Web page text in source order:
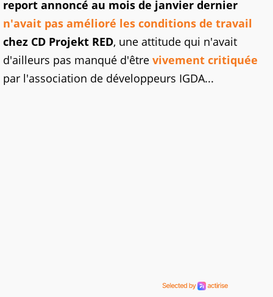
report annoncé au mois de janvier dernier
n'avait pas amélioré les conditions de travail
chez CD Projekt RED, une attitude qui n'avait
d'ailleurs pas manqué d'être vivement critiquée
par l'association de développeurs IGDA...